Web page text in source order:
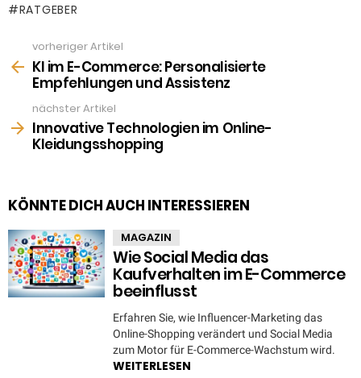
RATGEBER
more
vorheriger Artikel
KI im E-Commerce: Personalisierte
Empfehlungen und Assistenz
nächster Artikel
Innovative Technologien im Online-
Kleidungsshopping
KÖNNTE DICH AUCH INTERESSIEREN
MAGAZIN
Wie Social Media das
Kaufverhalten im E-Commerce
beeinflusst
Erfahren Sie, wie Influencer-Marketing das
Online-Shopping verändert und Social Media
zum Motor für E-Commerce-Wachstum wird.
WEITERLESEN